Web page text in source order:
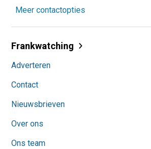
Meer contactopties
Frankwatching
Adverteren
Contact
Nieuwsbrieven
Over ons
Ons team